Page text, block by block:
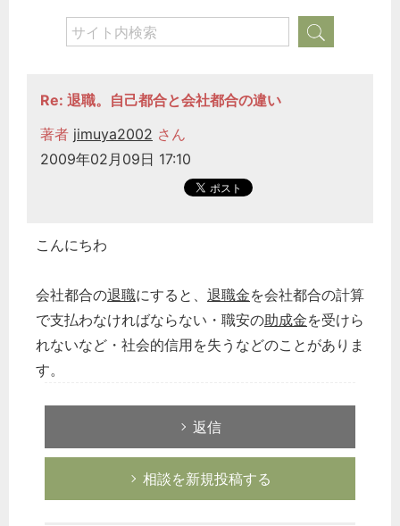
Re: 退職。自己都合と会社都合の違い
著者 jimuya2002 さん
2009年02月09日 17:10
こんにちわ
会社都合の退職にすると、 退職金を会社都合の計算
で支払わなければならない・職安の助成金を受けら
れないなど・社会的信用を失うなどのことがありま
す。
返信
相談を新規投稿する